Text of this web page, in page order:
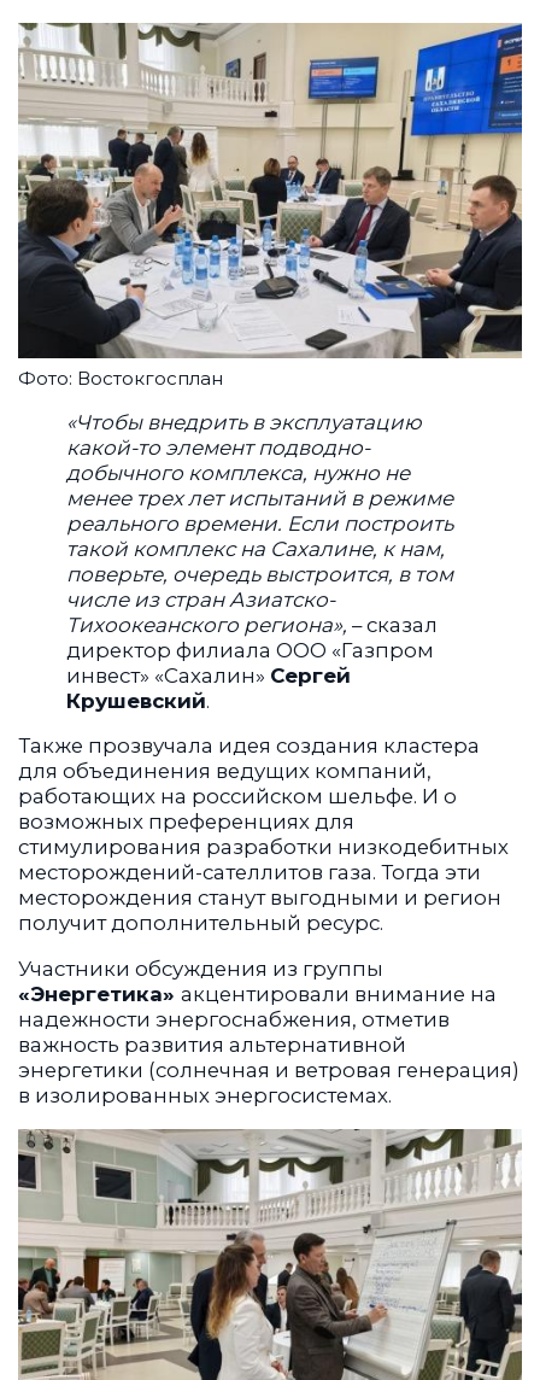
Фото: Востокгосплан
«Чтобы внедрить в эксплуатацию
какой-то элемент подводно-
добычного комплекса, нужно не
менее трех лет испытаний в режиме
реального времени. Если построить
такой комплекс на Сахалине, к нам,
поверьте, очередь выстроится, в том
числе из стран Азиатско-
Тихоокеанского региона», – сказал
директор филиала ООО «Газпром
инвест» «Сахалин» Сергей
Крушевский.
Также прозвучала идея создания кластера
для объединения ведущих компаний,
работающих на российском шельфе. И о
возможных преференциях для
стимулирования разработки низкодебитных
месторождений-сателлитов газа. Тогда эти
месторождения станут выгодными и регион
получит дополнительный ресурс.
Участники обсуждения из группы
«Энергетика» акцентировали внимание на
надежности энергоснабжения, отметив
важность развития альтернативной
энергетики (солнечная и ветровая генерация)
в изолированных энергосистемах.